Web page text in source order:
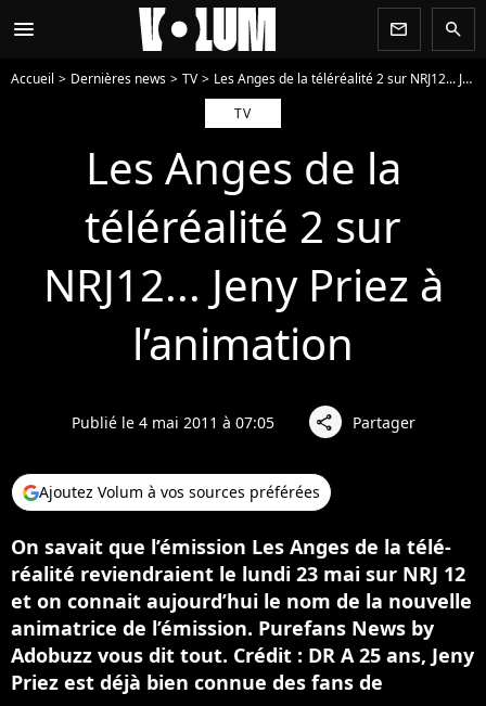
menu newsletter search
Accueil Dernières news TV
Les Anges de la téléréalité 2 sur NRJ12... Jeny Priez à l’animation
TV
Les Anges de la
téléréalité 2 sur
NRJ12... Jeny Priez à
l’animation
Publié le 4 mai 2011 à 07:05 share Partager
Ajoutez Volum à vos sources préférées
On savait que l’émission Les Anges de la télé-
réalité reviendraient le lundi 23 mai sur NRJ 12
et on connait aujourd’hui le nom de la nouvelle
animatrice de l’émission. Purefans News by
Adobuzz vous dit tout. Crédit : DR A 25 ans, Jeny
Priez est déjà bien connue des fans de